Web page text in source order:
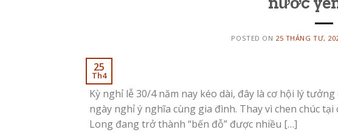
POSTED ON 25 THÁNG TƯ,
25
Th4
Kỳ nghỉ lễ 30/4 năm nay kéo dài, đây là cơ hội lý
ngày nghỉ ý nghĩa cùng gia đình. Thay vì chen chúc
Long đang trở thành “bến đỗ” được nhiều […]